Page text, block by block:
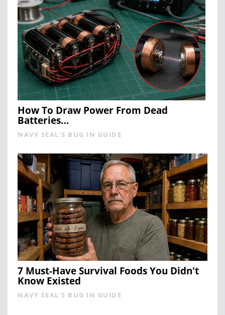
How To Draw Power From Dead
Batteries…
NAVY SEAL'S BUG IN GUIDE
7 Must-Have Survival Foods You Didn't
Know Existed
NAVY SEAL'S BUG IN GUIDE